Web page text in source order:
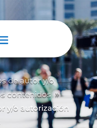
de autor y/o
contenidos 9
y/o autorización